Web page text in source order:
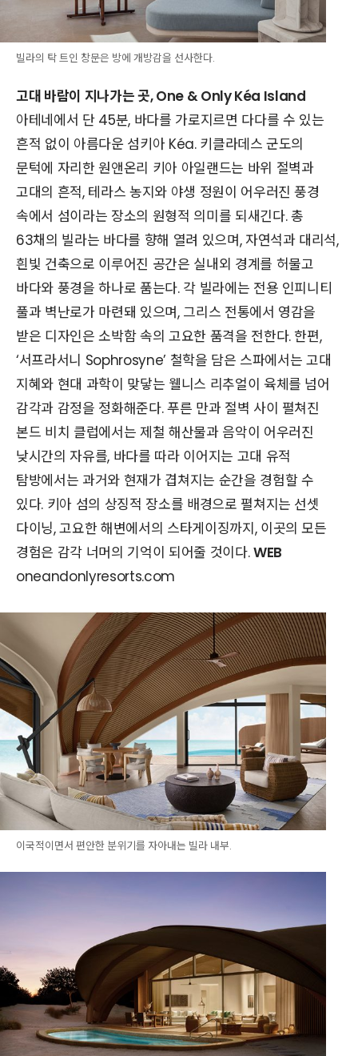
빌라의 탁 트인 창문은 방에 개방감을 선사한다.
고대 바람이 지나가는 곳, One & Only Kéa Island
아테네에서 단 45분, 바다를 가로지르면 다다를 수 있는
흔적 없이 아름다운 섬키아 Kéa. 키클라데스 군도의
문턱에 자리한 원앤온리 키아 아일랜드는 바위 절벽과
고대의 흔적, 테라스 농지와 야생 정원이 어우러진 풍경
속에서 섬이라는 장소의 원형적 의미를 되새긴다. 총
63채의 빌라는 바다를 향해 열려 있으며, 자연석과 대리석,
흰빛 건축으로 이루어진 공간은 실내외 경계를 허물고
바다와 풍경을 하나로 품는다. 각 빌라에는 전용 인피니티
풀과 벽난로가 마련돼 있으며, 그리스 전통에서 영감을
받은 디자인은 소박함 속의 고요한 품격을 전한다. 한편,
‘서프라서니 Sophrosyne’ 철학을 담은 스파에서는 고대
지혜와 현대 과학이 맞닿는 웰니스 리추얼이 육체를 넘어
감각과 감정을 정화해준다. 푸른 만과 절벽 사이 펼쳐진
본드 비치 클럽에서는 제철 해산물과 음악이 어우러진
낮시간의 자유를, 바다를 따라 이어지는 고대 유적
탐방에서는 과거와 현재가 겹쳐지는 순간을 경험할 수
있다. 키아 섬의 상징적 장소를 배경으로 펼쳐지는 선셋
다이닝, 고요한 해변에서의 스타게이징까지, 이곳의 모든
경험은 감각 너머의 기억이 되어줄 것이다.WEB
oneandonlyresorts.com
이국적이면서 편안한 분위기를 자아내는 빌라 내부.